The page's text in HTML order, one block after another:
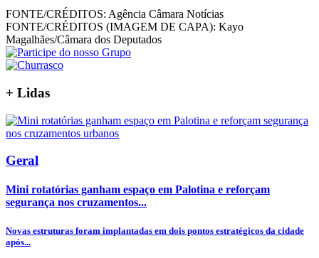
FONTE/CRÉDITOS: Agência Câmara Notícias
FONTE/CRÉDITOS (IMAGEM DE CAPA): Kayo
Magalhães/Câmara dos Deputados
+ Lidas
Geral
Mini rotatórias ganham espaço em Palotina e reforçam
segurança nos cruzamentos...
Novas estruturas foram implantadas em dois pontos estratégicos da cidade
após...